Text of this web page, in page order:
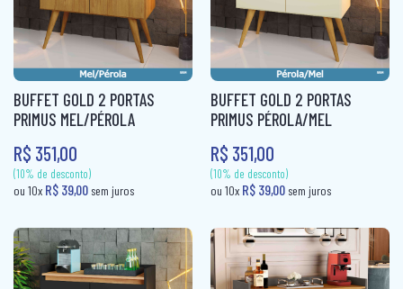
BUFFET GOLD 2 PORTAS
PRIMUS MEL/PÉROLA
R$ 351,00
BUFFET GOLD 2 PORTAS
PRIMUS PÉROLA/MEL
R$ 351,00